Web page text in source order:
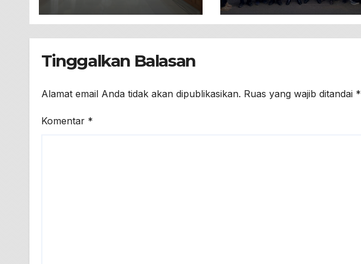
Promosi Berbasis
Ponsel
Kepariwisataan
Tinggalkan Balasan
Alamat email Anda tidak akan dipublikasikan. Ruas yang wajib ditandai *
Komentar *